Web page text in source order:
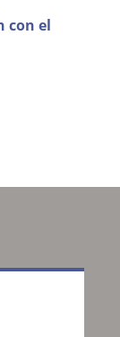
con el